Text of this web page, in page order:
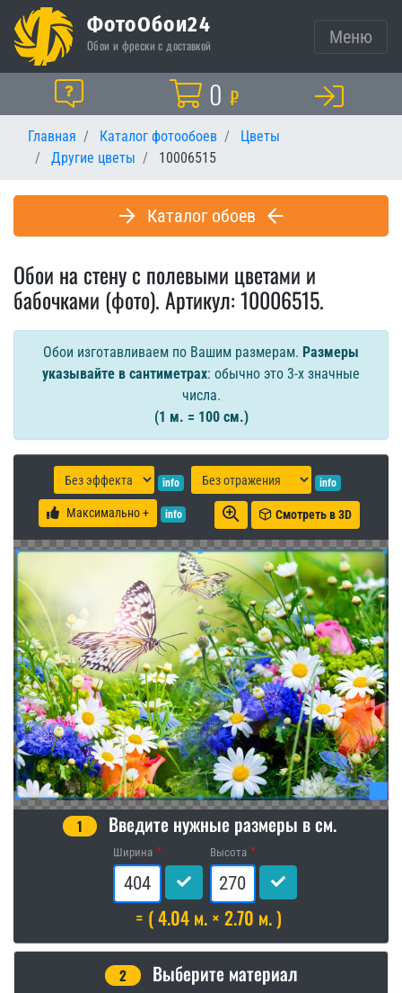
ФотоОбои24
Обои и фрески с доставкой Меню
Помощь Корзина
0 ₽
Главная Каталог фотообоев
Цветы
Другие цветы
10006515
Каталог обоев
Обои на стену с полевыми цветами и
бабочками (фото). Артикул: 10006515.
Обои изготавливаем по Вашим размерам. Размеры
указывайте в сантиметрах: обычно это 3-х значные
числа.
(1 м. = 100 см.)
info info
Максимально + info Смотреть в 3D
1 Введите нужные размеры в см.
Ширина Высота
= ( 4.04 м. × 2.70 м. )
2 Выберите материал